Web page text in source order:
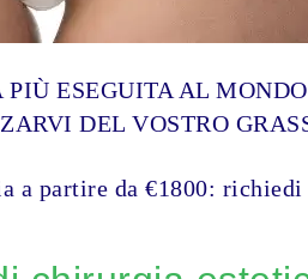
ESEGUITA AL
DEL VOSTRO
a partire da €1800: